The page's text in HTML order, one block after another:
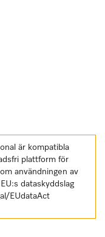
är kompatibla
plattform för
användningen av
dataskyddslag
EUdataAct